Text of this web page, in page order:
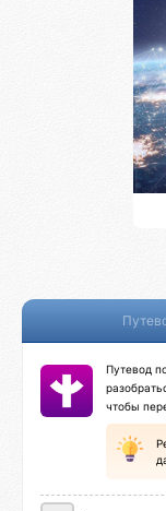
Путевод
чтобы